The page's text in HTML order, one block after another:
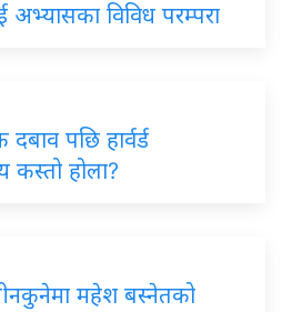
अभ्यासका विविध परम्परा
पछि हार्वर्ड
कस्तो होला?
महेश बस्नेतको